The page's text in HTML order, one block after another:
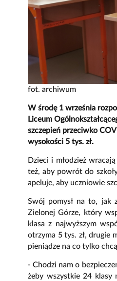
fot. archiwum
W środę 1 września
Liceum
szczepień przeciwko
wysokości 5 tys. zł.
Dzieci i młodzież
też, aby powrót do
apeluje, aby uczniowie
Swój pomysł na to, jak
Zielonej Górze, który
klasa z najwyższym
otrzyma 5 tys. zł, drugie
pieniądze na co tylko
- Chodzi nam o
żeby wszystkie 24 klasy